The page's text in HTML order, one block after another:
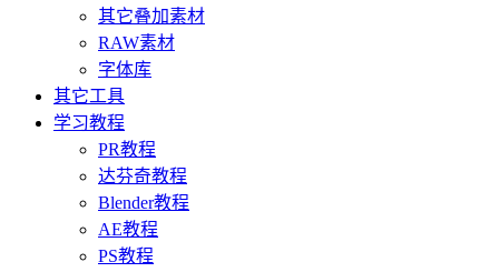
其它叠加素材
RAW素材
字体库
其它工具
学习教程
PR教程
达芬奇教程
Blender教程
AE教程
PS教程